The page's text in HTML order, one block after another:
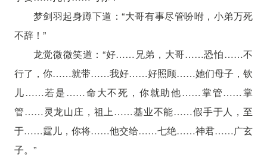
梦剑羽起身蹲下道：“大哥有事尽管吩咐，小弟万死
不辞！”
龙觉微微笑道：“好……兄弟，大哥……恐怕……不
行了，你……就带……我好……好照顾……她们母子，钦
儿……若是……命大不死，你就助他……掌管……掌
管……灵龙山庄，祖上……基业不能……假手于人，至
于……霆儿，你将……他交给……七绝……神君……广玄
子。”